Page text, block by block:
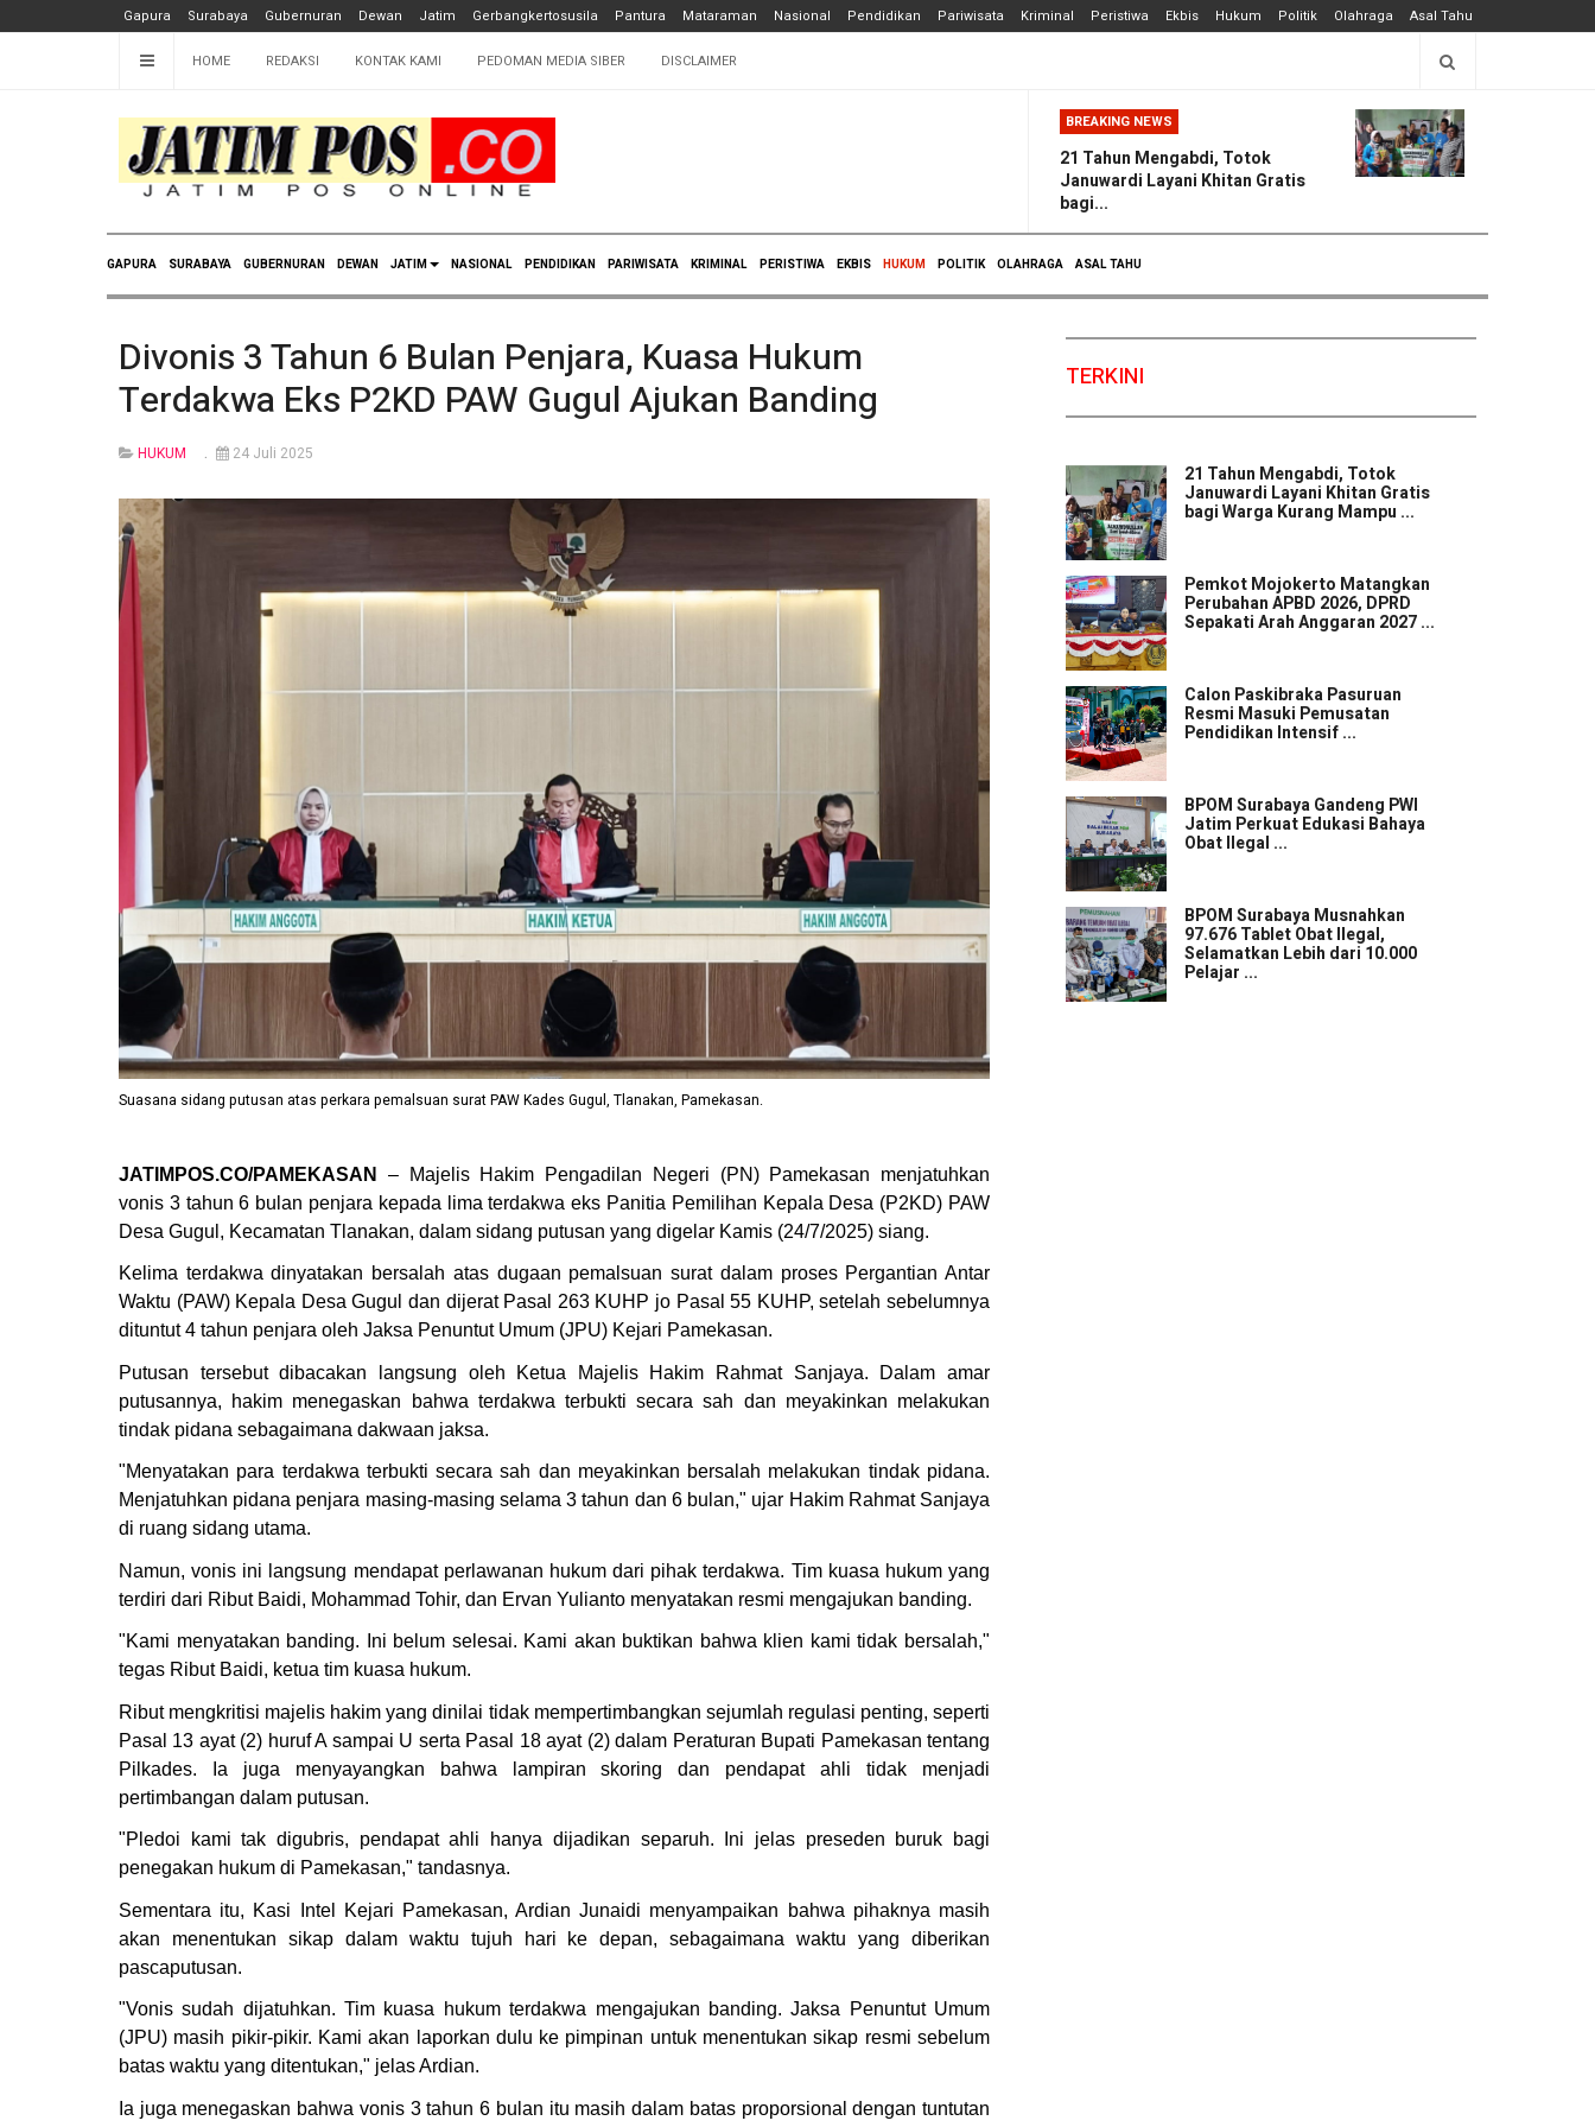
Gapura Surabaya Gubernuran Dewan Jatim Gerbangkertosusila Pantura Mataraman Nasional Pendidikan Pariwisata Kriminal Peristiwa Ekbis Hukum Politik Olahraga Asal Tahu
HOME REDAKSI KONTAK KAMI PEDOMAN MEDIA SIBER DISCLAIMER
BREAKING NEWS
21 Tahun Mengabdi, Totok
Januwardi Layani Khitan Gratis
bagi...
GAPURA SURABAYA GUBERNURAN DEWAN JATIM NASIONAL PENDIDIKAN PARIWISATA KRIMINAL PERISTIWA EKBIS HUKUM POLITIK OLAHRAGA ASAL TAHU
Divonis 3 Tahun 6 Bulan Penjara, Kuasa Hukum
Terdakwa Eks P2KD PAW Gugul Ajukan Banding
HUKUM 24 Juli 2025
Suasana sidang putusan atas perkara pemalsuan surat PAW Kades Gugul, Tlanakan, Pamekasan.
JATIMPOS.CO/PAMEKASAN – Majelis Hakim Pengadilan Negeri (PN) Pamekasan menjatuhkan
vonis 3 tahun 6 bulan penjara kepada lima terdakwa eks Panitia Pemilihan Kepala Desa (P2KD) PAW
Desa Gugul, Kecamatan Tlanakan, dalam sidang putusan yang digelar Kamis (24/7/2025) siang.
Kelima terdakwa dinyatakan bersalah atas dugaan pemalsuan surat dalam proses Pergantian Antar
Waktu (PAW) Kepala Desa Gugul dan dijerat Pasal 263 KUHP jo Pasal 55 KUHP, setelah sebelumnya
dituntut 4 tahun penjara oleh Jaksa Penuntut Umum (JPU) Kejari Pamekasan.
Putusan tersebut dibacakan langsung oleh Ketua Majelis Hakim Rahmat Sanjaya. Dalam amar
putusannya, hakim menegaskan bahwa terdakwa terbukti secara sah dan meyakinkan melakukan
tindak pidana sebagaimana dakwaan jaksa.
"Menyatakan para terdakwa terbukti secara sah dan meyakinkan bersalah melakukan tindak pidana.
Menjatuhkan pidana penjara masing-masing selama 3 tahun dan 6 bulan," ujar Hakim Rahmat Sanjaya
di ruang sidang utama.
Namun, vonis ini langsung mendapat perlawanan hukum dari pihak terdakwa. Tim kuasa hukum yang
terdiri dari Ribut Baidi, Mohammad Tohir, dan Ervan Yulianto menyatakan resmi mengajukan banding.
"Kami menyatakan banding. Ini belum selesai. Kami akan buktikan bahwa klien kami tidak bersalah,"
tegas Ribut Baidi, ketua tim kuasa hukum.
Ribut mengkritisi majelis hakim yang dinilai tidak mempertimbangkan sejumlah regulasi penting, seperti
Pasal 13 ayat (2) huruf A sampai U serta Pasal 18 ayat (2) dalam Peraturan Bupati Pamekasan tentang
Pilkades. Ia juga menyayangkan bahwa lampiran skoring dan pendapat ahli tidak menjadi
pertimbangan dalam putusan.
"Pledoi kami tak digubris, pendapat ahli hanya dijadikan separuh. Ini jelas preseden buruk bagi
penegakan hukum di Pamekasan," tandasnya.
Sementara itu, Kasi Intel Kejari Pamekasan, Ardian Junaidi menyampaikan bahwa pihaknya masih
akan menentukan sikap dalam waktu tujuh hari ke depan, sebagaimana waktu yang diberikan
pascaputusan.
"Vonis sudah dijatuhkan. Tim kuasa hukum terdakwa mengajukan banding. Jaksa Penuntut Umum
(JPU) masih pikir-pikir. Kami akan laporkan dulu ke pimpinan untuk menentukan sikap resmi sebelum
batas waktu yang ditentukan," jelas Ardian.
Ia juga menegaskan bahwa vonis 3 tahun 6 bulan itu masih dalam batas proporsional dengan tuntutan
TERKINI
21 Tahun Mengabdi, Totok
Januwardi Layani Khitan Gratis
bagi Warga Kurang Mampu ...
Pemkot Mojokerto Matangkan
Perubahan APBD 2026, DPRD
Sepakati Arah Anggaran 2027 ...
Calon Paskibraka Pasuruan
Resmi Masuki Pemusatan
Pendidikan Intensif ...
BPOM Surabaya Gandeng PWI
Jatim Perkuat Edukasi Bahaya
Obat Ilegal ...
BPOM Surabaya Musnahkan
97.676 Tablet Obat Ilegal,
Selamatkan Lebih dari 10.000
Pelajar ...